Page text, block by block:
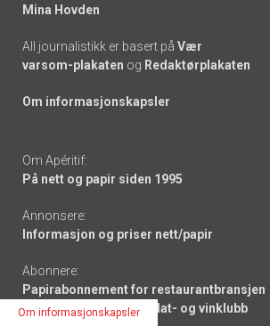
Mina Hovden
All journalistikk er basert på Vær
varsom-plakaten og Redaktørplakaten
Om informasjonskapsler
Om Apéritif:
På nett og papir siden 1995
Annonsere:
Informasjon og priser nett/papir
Abonnere:
Papirabonnement for restaurantbransjen
Medlemskap Apéritif Mat- og vinklubb
Om informasjonskapsler